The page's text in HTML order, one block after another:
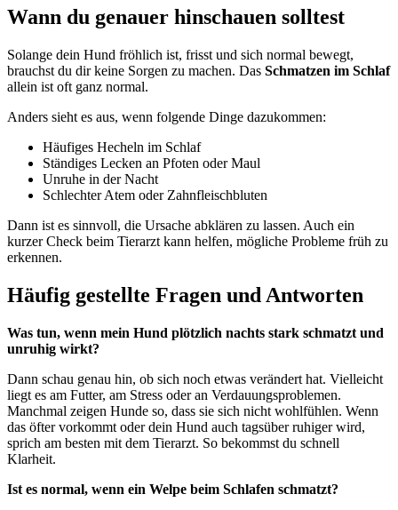
Wann du genauer hinschauen solltest
Solange dein Hund fröhlich ist, frisst und sich normal bewegt,
brauchst du dir keine Sorgen zu machen. Das Schmatzen im Schlaf
allein ist oft ganz normal.
Anders sieht es aus, wenn folgende Dinge dazukommen:
Häufiges Hecheln im Schlaf
Ständiges Lecken an Pfoten oder Maul
Unruhe in der Nacht
Schlechter Atem oder Zahnfleischbluten
Dann ist es sinnvoll, die Ursache abklären zu lassen. Auch ein
kurzer Check beim Tierarzt kann helfen, mögliche Probleme früh zu
erkennen.
Häufig gestellte Fragen und Antworten
Was tun, wenn mein Hund plötzlich nachts stark schmatzt und
unruhig wirkt?
Dann schau genau hin, ob sich noch etwas verändert hat. Vielleicht
liegt es am Futter, am Stress oder an Verdauungsproblemen.
Manchmal zeigen Hunde so, dass sie sich nicht wohlfühlen. Wenn
das öfter vorkommt oder dein Hund auch tagsüber ruhiger wird,
sprich am besten mit dem Tierarzt. So bekommst du schnell
Klarheit.
Ist es normal, wenn ein Welpe beim Schlafen schmatzt?